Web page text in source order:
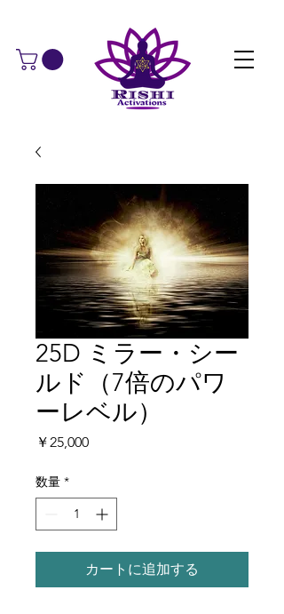
25D ミラー・シー
ルド​（7倍のパワ
ーレベル）
￥25,000価
数量 *
カートに追加する